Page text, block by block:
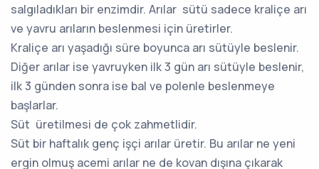
salgıladıkları bir enzimdir. Arılar sütü sadece kraliçe arı
ve yavru arıların beslenmesi için üretirler.
Kraliçe arı yaşadığı süre boyunca arı sütüyle beslenir.
Diğer arılar ise yavruyken ilk 3 gün arı sütüyle beslenir,
ilk 3 günden sonra ise bal ve polenle beslenmeye
başlarlar.
Süt üretilmesi de çok zahmetlidir.
Süt bir haftalık genç işçi arılar üretir. Bu arılar ne yeni
ergin olmuş acemi arılar ne de kovan dışına çıkarak